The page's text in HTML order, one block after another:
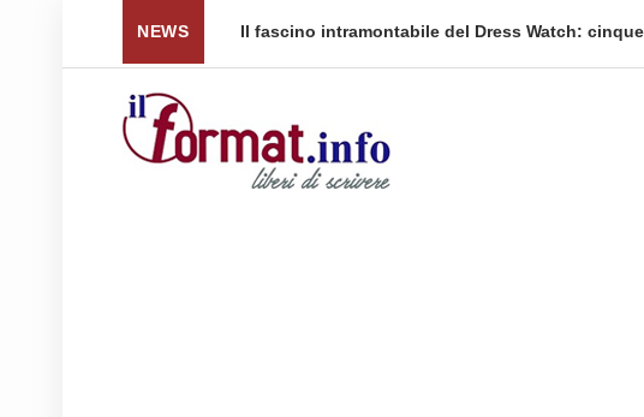
NEWS
di prezzo per tornare a ... Quellidipiazzaaffari lancia un nuovo